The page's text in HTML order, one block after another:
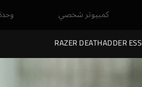
كمبيوتر شخصي
RAZER DEATHADDER